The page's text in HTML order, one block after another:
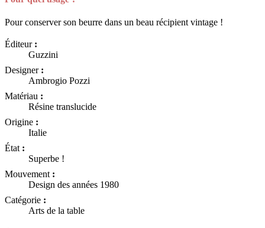
Pour conserver son beurre dans un beau récipient vintage !
Éditeur :
Guzzini
Designer :
Ambrogio Pozzi
Matériau :
Résine translucide
Origine :
Italie
État :
Superbe !
Mouvement :
Design des années 1980
Catégorie :
Arts de la table